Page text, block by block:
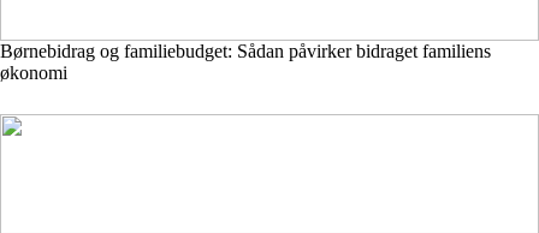
Børnebidrag og familiebudget: Sådan påvirker bidraget familiens
økonomi